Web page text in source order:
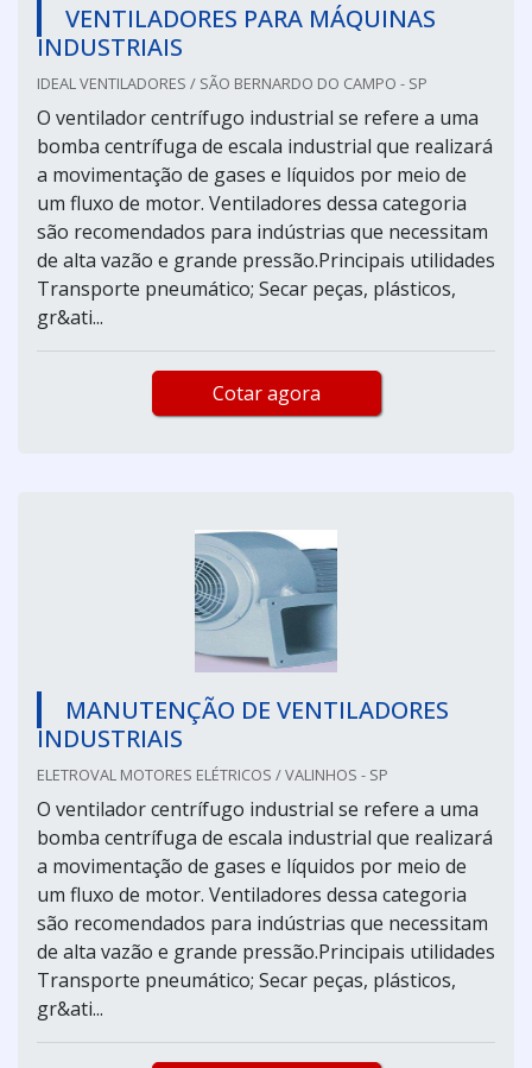
VENTILADORES PARA MÁQUINAS
INDUSTRIAIS
IDEAL VENTILADORES / SÃO BERNARDO DO CAMPO - SP
O ventilador centrífugo industrial se refere a uma
bomba centrífuga de escala industrial que realizará
a movimentação de gases e líquidos por meio de
um fluxo de motor. Ventiladores dessa categoria
são recomendados para indústrias que necessitam
de alta vazão e grande pressão.Principais utilidades
Transporte pneumático; Secar peças, plásticos,
gr&ati...
Cotar agora
MANUTENÇÃO DE VENTILADORES
INDUSTRIAIS
ELETROVAL MOTORES ELÉTRICOS / VALINHOS - SP
O ventilador centrífugo industrial se refere a uma
bomba centrífuga de escala industrial que realizará
a movimentação de gases e líquidos por meio de
um fluxo de motor. Ventiladores dessa categoria
são recomendados para indústrias que necessitam
de alta vazão e grande pressão.Principais utilidades
Transporte pneumático; Secar peças, plásticos,
gr&ati...